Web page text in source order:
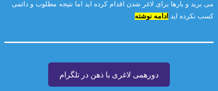
می برید و بارها برای لاغر شدن اقدام کرده اید اما نتیجه مطلوب و دائمی
کسب نکرده اید ادامه نوشته
دورهمی لاغری با ذهن در تلگرام